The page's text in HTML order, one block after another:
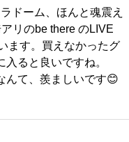
ドーム、ほんと魂震え
リのbe there のLIVE
ます。買えなかったグ
ると良いですね。
んて、羨ましいです😊